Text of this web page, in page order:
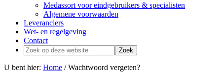
Medassort voor eindgebruikers & specialisten
Algemene voorwaarden
Leveranciers
Wet- en regelgeving
Contact
Zoek
op
deze
U bent hier: Home / Wachtwoord vergeten?